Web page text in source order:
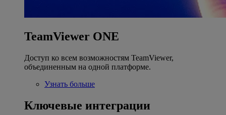
TeamViewer ONE
Доступ ко всем возможностям TeamViewer,
объединенным на одной платформе.
Узнать больше
Ключевые интеграции